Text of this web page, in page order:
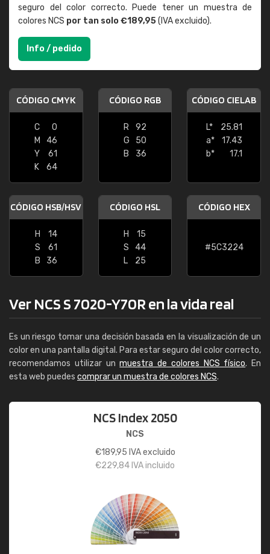
seguro del color correcto. Puede tener un muestra de
colores NCS por tan solo €189,95(IVA excluido).
Info / pedido
CÓDIGO CMYK
C
0
M
46
Y
61
K
64
CÓDIGO RGB
R
92
G
50
B
36
CÓDIGO CIELAB
L*
25.81
a*
17.43
b*
17.1
CÓDIGO HSB/HSV
H
14
S
61
B
36
CÓDIGO HSL
H
15
S
44
L
25
CÓDIGO HEX
#5C3224
Ver NCS S 7020-Y70R en la vida real
Es un riesgo tomar una decisión basada en la visualización de un
color en una pantalla digital. Para estar seguro del color correcto,
recomendamos utilizar unmuestra de colores NCS físico. En
esta web puedes comprar un muestra de colores NCS.
NCS Index 2050
NCS
€189,95 IVA excluido
€229,84 IVA incluido